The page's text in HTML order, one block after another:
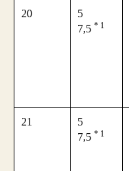
20
5
7,5 * 1
21
5
7,5 * 1